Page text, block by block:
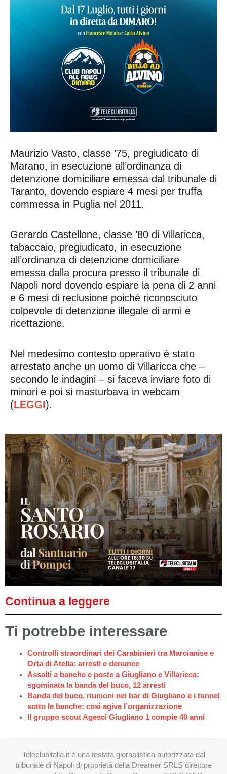
Maurizio Vasto, classe ’75, pregiudicato di
Marano, in esecuzione all’ordinanza di
detenzione domiciliare emessa dal tribunale di
Taranto, dovendo espiare 4 mesi per truffa
commessa in Puglia nel 2011.
Gerardo Castellone, classe ’80 di Villaricca,
tabaccaio, pregiudicato, in esecuzione
all’ordinanza di detenzione domiciliare
emessa dalla procura presso il tribunale di
Napoli nord dovendo espiare la pena di 2 anni
e 6 mesi di reclusione poiché riconosciuto
colpevole di detenzione illegale di armi e
ricettazione.
Nel medesimo contesto operativo è stato
arrestato anche un uomo di Villaricca che –
secondo le indagini – si faceva inviare foto di
minori e poi si masturbava in webcam
(LEGGI).
Continua a leggere
Ti potrebbe interessare
Controlli straordinari dei Carabinieri tra Marcianise e
Orta di Atella: arresti e denunce
Assalti a banche e poste a Giugliano e Villaricca:
sgominata la banda del buco, 12 arresti
Banda del buco, riunioni nei bar di Giugliano e i tunnel
sotto le banche: così agiva l’organizzazione
Il gruppo scout Agesci Giugliano 1 compie 40 anni
Teleclubitalia.it è una testata giornalistica autorizzata dal
tribunale di Napoli di proprietà della Dreamer SRLS direttore